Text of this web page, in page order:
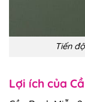
Tiến
Lợi ích của